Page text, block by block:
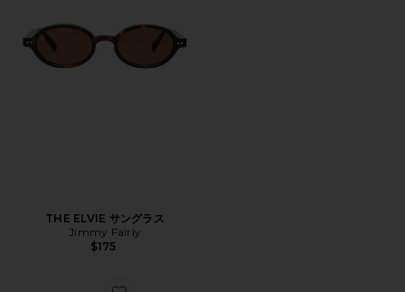
THE ELVIE サングラス
Jimmy Fairly
$175